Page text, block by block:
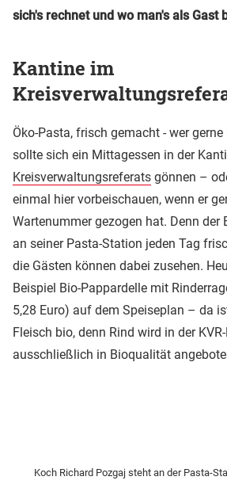
sich's rechnet und wo man's als Gast
Kantine im
Öko-Pasta, frisch gemacht - wer
sollte sich ein Mittagessen in der
Kreisverwaltungsreferats gönnen –
einmal hier vorbeischauen, wenn er
Wartenummer gezogen hat. Denn der
an seiner Pasta-Station jeden Tag
die Gästen können dabei zusehen.
Beispiel Bio-Pappardelle mit
5,28 Euro) auf dem Speiseplan – da
Fleisch bio, denn Rind wird in der
ausschließlich in Bioqualität
Koch Richard Pozgaj steht an der Pasta-